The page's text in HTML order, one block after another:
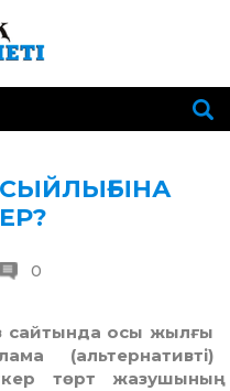
0
сайтында осы жылғы
(альтернативті)
төрт жазушының